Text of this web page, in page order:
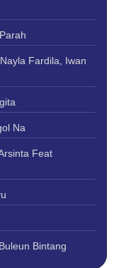
Fardila, Iwan
Na
Feat
Bintang